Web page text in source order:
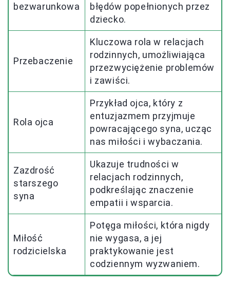
bezwarunkowa
błędów popełnionych przez
dziecko.
Przebaczenie
Kluczowa rola w relacjach
rodzinnych, umożliwiająca
przezwyciężenie problemów
i zawiści.
Rola ojca
Przykład ojca, który z
entuzjazmem przyjmuje
powracającego syna, ucząc
nas miłości i wybaczania.
Zazdrość
starszego
syna
Ukazuje trudności w
relacjach rodzinnych,
podkreślając znaczenie
empatii i wsparcia.
Miłość
rodzicielska
Potęga miłości, która nigdy
nie wygasa, a jej
praktykowanie jest
codziennym wyzwaniem.